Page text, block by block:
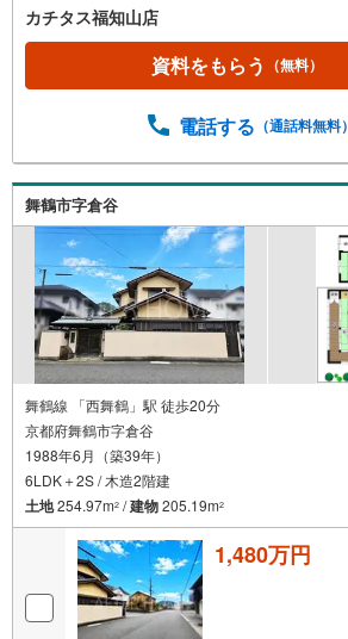
カチタス福知山店
資料をもらう （無料）
電話する （通話料無料）
舞鶴市字倉谷
舞鶴線 「西舞鶴」駅 徒歩20分
京都府舞鶴市字倉谷
1988年6月（築39年）
6LDK＋2S / 木造2階建
土地254.97m2 /建物205.19m2
1,480万円